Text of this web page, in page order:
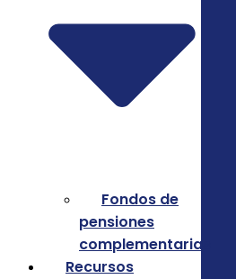
Fondos de
pensiones
complementarias
Recursos